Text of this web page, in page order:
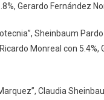
Gerardo Fernández
Sheinbaum
Monreal con 5.4%,
Claudia